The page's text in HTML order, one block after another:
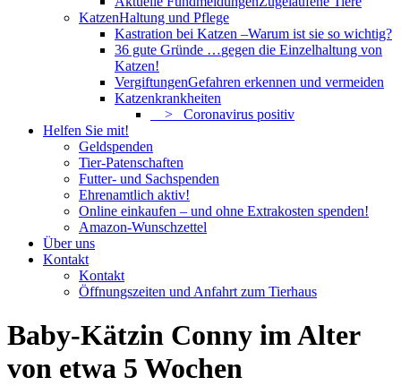
KatzenHaltung und Pflege
Kastration bei Katzen –Warum ist sie so wichtig?
36 gute Gründe …gegen die Einzelhaltung von
Katzen!
VergiftungenGefahren erkennen und vermeiden
Katzenkrankheiten
> Coronavirus positiv
Helfen Sie mit!
Geldspenden
Tier-Patenschaften
Futter- und Sachspenden
Ehrenamtlich aktiv!
Online einkaufen – und ohne Extrakosten spenden!
Amazon-Wunschzettel
Über uns
Kontakt
Kontakt
Öffnungszeiten und Anfahrt zum Tierhaus
Baby-Kätzin Conny im Alter
von etwa 5 Wochen